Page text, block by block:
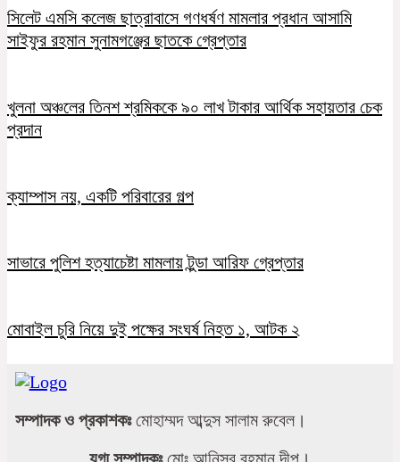
সিলেট এমসি কলেজ ছাত্রাবাসে গণধর্ষণ মামলার প্রধান আসামি
সাইফুর রহমান সুনামগঞ্জের ছাতকে গ্রেপ্তার
খুলনা অঞ্চলের তিনশ শ্রমিককে ৯০ লাখ টাকার আর্থিক সহায়তার চেক
প্রদান
ক্যাম্পাস নয়, একটি পরিবারের গল্প
সাভারে পুলিশ হত্যাচেষ্টা মামলায় টুন্ডা আরিফ গ্রেপ্তার
মোবাইল চুরি নিয়ে দুই পক্ষের সংঘর্ষ নিহত ১, আটক ২
সম্পাদক ও প্রকাশকঃমোহাম্মদ আব্দুস সালাম রুবেল।